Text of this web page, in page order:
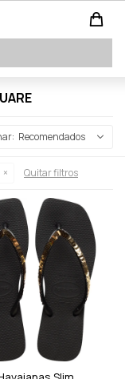
Recomendados
Quitar filtros